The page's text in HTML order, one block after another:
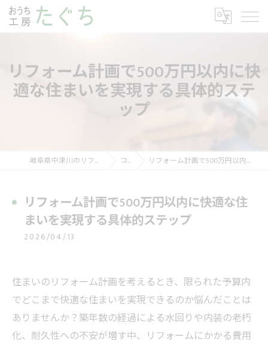
リフォーム計画で500万円以内に快
適な住まいを実現する具体的ステ
ップ
岐阜県中津川のリフォームならおうち工房たぐち コラム リフォーム計画で500万円以内に快適な住まいを実現する具体的ステップ
リフォーム計画で500万円以内に快適な住
まいを実現する具体的ステップ
2026/04/13
住まいのリフォーム計画を考えるとき、限られた予算内
でどこまで快適な住まいを実現できるのか悩んだことは
ありませんか？築年数の経過による水回りや内装の老朽
化、耐久性への不安が増す中、リフォームにかかる費用